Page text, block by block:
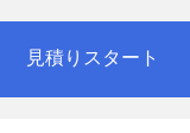
見積りスタート